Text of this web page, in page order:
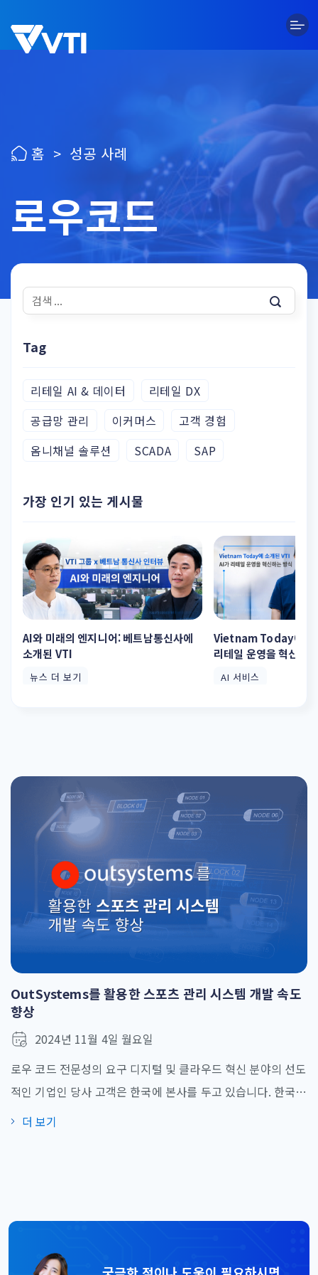
to
content
홈 > 성공 사례
로우코드
OutSystems를 활용한 스포츠 관리 시스템 개발 속도
향상
2024년 11월 4일 월요일
로우 코드 전문성의 요구 디지털 및 클라우드 혁신 분야의 선도
적인 기업인 당사 고객은 한국에 본사를 두고 있습니다. 한국
최고의 IT 서비스 그룹 의 자회사로서 클라우드 컨설팅, 애플
[...]
더 보기
Tag
리테일 AI & 데이터
리테일 DX
공급망 관리
이커머스
고객 경험
옴니채널 솔루션
SCADA SAP
가장 인기 있는 게시물
AI와 미래의 엔지니어: 베트남통신사에
소개된 VTI
뉴스 더 보기
Vietnam Today에 소
리테일 운영을 혁신하
AI 서비스